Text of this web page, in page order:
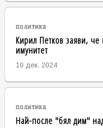
политика
Кирил Петков заяви,
имунитет
10 дек. 2024
политика
Най-после "бял дим"